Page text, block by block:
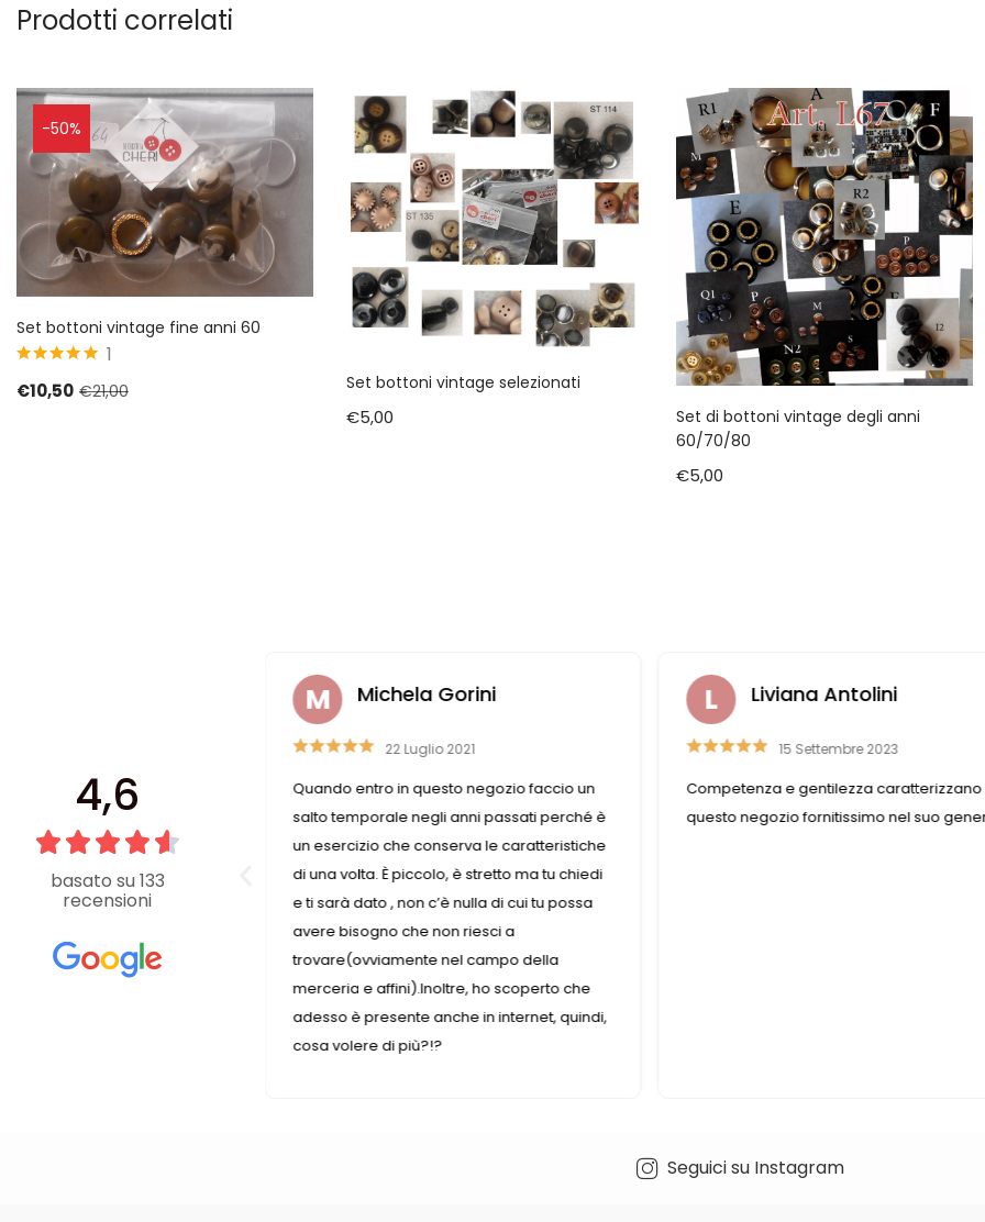
Prodotti correlati
-50%
Set bottoni vintage fine anni 60
1
€10,50 €21,00 Set bottoni vintage selezionati
€5,00
Set di bottoni vintage degli anni
60/70/80
€5,00
4,6
basato su 133
recensioni
ciò che cerchi. Se ciò
è disponibile, le commesse
la soluzione nel migliore
è sempre pieno e non si
che dedicano tutto il tempo
Michela Gorini
22 Luglio 2021
Quando entro in questo negozio faccio un
salto temporale negli anni passati perché è
un esercizio che conserva le caratteristiche
di una volta. È piccolo, è stretto ma tu chiedi
e ti sarà dato , non c’è nulla di cui tu possa
avere bisogno che non riesci a
trovare(ovviamente nel campo della
merceria e affini).Inoltre, ho scoperto che
adesso è presente anche in internet, quindi,
cosa volere di più?!?
Liviana Antolini
15 Settembre 2023
Competenza e gentilezza caratterizzano
questo negozio fornitissimo nel suo
Seguici su Instagram